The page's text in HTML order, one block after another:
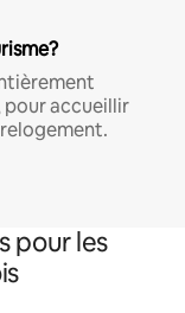
pour accueillir
pour les